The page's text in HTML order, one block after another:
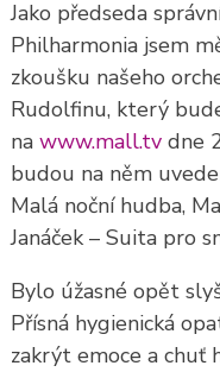
Jako předseda
Philharmonia jsem
zkoušku našeho
Rudolfinu, který
na www.mall.tv dne
budou na něm
Malá noční hudba,
Janáček – Suita pro
Bylo úžasné opět
Přísná hygienická
zakrýt emoce a chuť